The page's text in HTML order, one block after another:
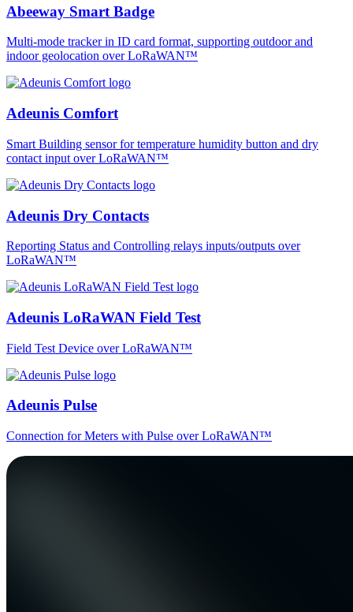
Abeeway Smart Badge
Multi-mode tracker in ID card format, supporting outdoor and
indoor geolocation over LoRaWAN™
Adeunis Comfort
Smart Building sensor for temperature humidity button and dry
contact input over LoRaWAN™
Adeunis Dry Contacts
Reporting Status and Controlling relays inputs/outputs over
LoRaWAN™
Adeunis LoRaWAN Field Test
Field Test Device over LoRaWAN™
Adeunis Pulse
Connection for Meters with Pulse over LoRaWAN™